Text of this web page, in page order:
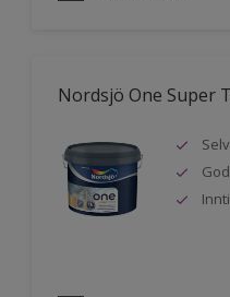
Nordsjö One Super